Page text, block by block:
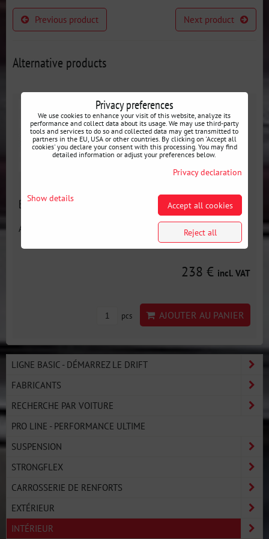
Previous product Next product
Alternative products
Barre de harnais pour BMW E46
Availability:
238 € incl. VAT
pcs AJOUTER AU PANIER
LIGNE BASIC - DÉMARREZ LE DRIFT
FABRICANTS
RECHERCHE PAR VOITURE
PRO LINE - PERFORMANCE ULTIME
SUSPENSION
STRONGFLEX
CARROSSERIE DE RENFORTS
EXTÉRIEUR
INTÉRIEUR
Privacy preferences
We use cookies to enhance your visit of this website, analyze its
performance and collect data about its usage. We may use third-party
tools and services to do so and collected data may get transmitted to
partners in the EU, USA or other countries. By clicking on 'Accept all
cookies' you declare your consent with this processing. You may find
detailed information or adjust your preferences below.
Privacy declaration
Show details
Accept all cookies
Reject all